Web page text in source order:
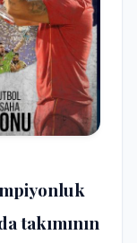
takımının